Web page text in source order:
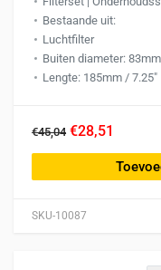
SKU-10087
Bestaande uit:
Luchtfilter
Buiten diameter: 83mm
Lengte: 185mm / 7.25″
€45,04 €28,51